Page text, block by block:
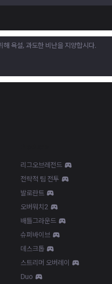
리그오브레전드
전략적 팀 전투
발로란트
오버워치2
배틀그라운드
슈퍼바이브
데스크톱
스트리머 오버레이
Duo